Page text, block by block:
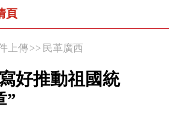
頁
上傳>> 民革廣西
好推動祖國統
”